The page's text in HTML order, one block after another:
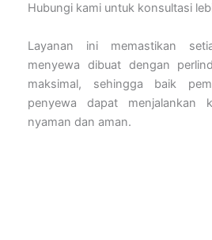
Hubungi kami untuk konsultasi
Layanan ini memastikan
menyewa dibuat dengan
maksimal, sehingga baik
penyewa dapat menjalankan
nyaman dan aman.